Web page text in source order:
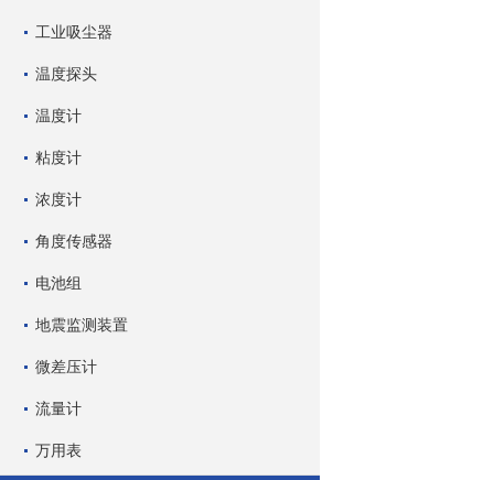
工业吸尘器
温度探头
温度计
粘度计
浓度计
角度传感器
电池组
地震监测装置
微差压计
流量计
万用表